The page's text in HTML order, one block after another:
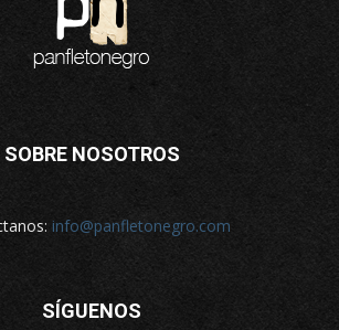
SOBRE NOSOTROS
info@panfletonegro.com
SÍGUENOS